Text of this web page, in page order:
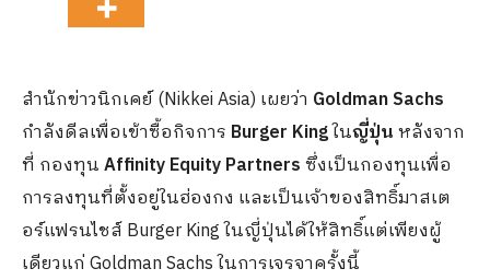
สำนักข่าวนิกเคย์ (Nikkei Asia) เผยว่า Goldman Sachs
กำลังดีลเพื่อเข้าซื้อกิจการ Burger Kingในญี่ปุ่นหลังจาก
ที่ กองทุนAffinity Equity Partnersซึ่งเป็นกองทุนเพื่อ
การลงทุนที่ตั้งอยู่ในฮ่องกง และเป็นเจ้าของสิทธิ์มาสเต
อร์แฟรนไชส์ Burger King ในญี่ปุ่นได้ให้สิทธิ์แต่เพียงผู้
เดียวแก่ Goldman Sachs ในการเจรจาครั้งนี้